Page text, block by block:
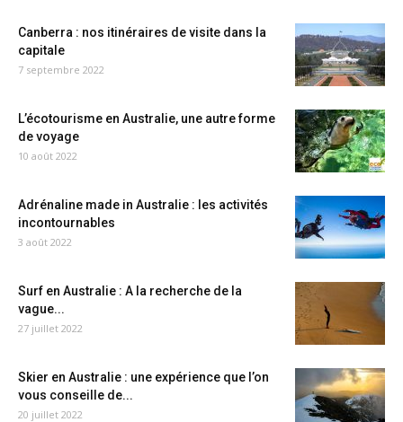
Canberra : nos itinéraires de visite dans la
capitale
7 septembre 2022
L’écotourisme en Australie, une autre forme
de voyage
10 août 2022
Adrénaline made in Australie : les activités
incontournables
3 août 2022
Surf en Australie : A la recherche de la
vague...
27 juillet 2022
Skier en Australie : une expérience que l’on
vous conseille de...
20 juillet 2022